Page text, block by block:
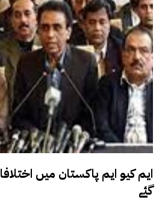
ایم کیو ایم پاکستان میں
گئے